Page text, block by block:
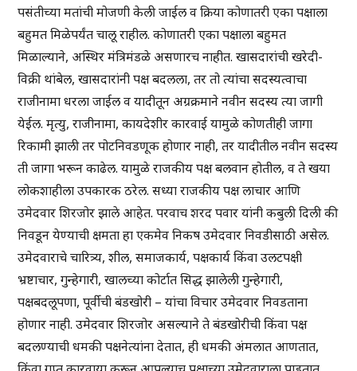
पसंतीच्या मतांची मोजणी केली जाईल व क्रिया कोणातरी एका पक्षाला
बहुमत मिळेपर्यंत चालू राहील. कोणातरी एका पक्षाला बहुमत
मिळाल्याने, अस्थिर मंत्रिमंडळे असणारच नाहीत. खासदारांची खरेदी-
विक्री थांबेल, खासदारांनी पक्ष बदलला, तर तो त्यांचा सदस्यत्वाचा
राजीनामा धरला जाईल व यादीतून अग्रक्रमाने नवीन सदस्य त्या जागी
येईल. मृत्यु, राजीनामा, कायदेशीर कारवाई यामुळे कोणतीही जागा
रिकामी झाली तर पोटनिवडणूक होणार नाही, तर यादीतील नवीन सदस्य
ती जागा भरून काढेल. यामुळे राजकीय पक्ष बलवान होतील, व ते खया
लोकशाहीला उपकारक ठरेल. सध्या राजकीय पक्ष लाचार आणि
उमेदवार शिरजोर झाले आहेत. परवाच शरद पवार यांनी कबुली दिली की
निवडून येण्याची क्षमता हा एकमेव निकष उमेदवार निवडीसाठी असेल.
उमेदवाराचे चारित्र्य, शील, समाजकार्य, पक्षकार्य किंवा उलटपक्षी
भ्रष्टाचार, गुन्हेगारी, खालच्या कोर्टात सिद्ध झालेली गुन्हेगारी,
पक्षबदलूपणा, पूर्वीची बंडखोरी – यांचा विचार उमेदवार निवडताना
होणार नाही. उमेदवार शिरजोर असल्याने ते बंडखोरीची किंवा पक्ष
बदलण्याची धमकी पक्षनेत्यांना देतात, ही धमकी अंमलात आणतात,